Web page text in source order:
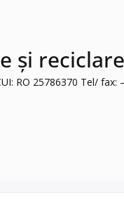
și
RO 25786370 Tel/ fax: